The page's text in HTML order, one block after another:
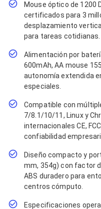
Cableado Estructurado
Sujetadores de Cables
Cinchos
Adaptadores
Adaptadores PC USB
Adaptadores PC Serial
Adaptadores PC SATA
Adaptadores PC IDE
Bluetooth
Adaptadores Video
Adaptadores Video
Divisores de Video
Extensores y
Adaptadores Video DVI
Adaptadores Video
Repetidores USB
Adaptadores Audio AUX
Mouse óptico de 1200
certificados para 3
desplazamiento
para tareas cotidianas.
Alimentación por
600mAh, AA mouse
autonomía extendida
especiales.
Compatible con
7/8.1/10/11, Linux y
internacionales CE,
confiabilidad
Diseño compacto y
mm, 354g) con factor
ABS duradero para
centros cómputo.
Especificaciones